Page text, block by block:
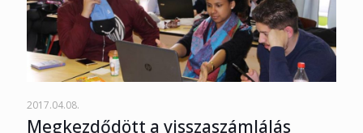
2017.04.08.
Megkezdődött a visszaszámlálás